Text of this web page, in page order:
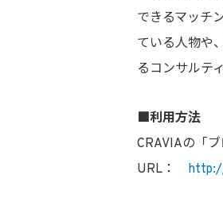
できるマッチ
ている人物や
るコンサルテ
■利用方法
CRAVIAの「
URL：